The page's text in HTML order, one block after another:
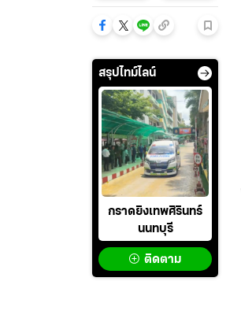
สรุปไทม์ไลน์
กราดยิงเทพศิรินทร์
นนทบุรี
ติดตาม